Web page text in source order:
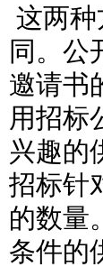
这两
同。公
邀请书
用招标
兴趣的
招标针
的数量
条件的